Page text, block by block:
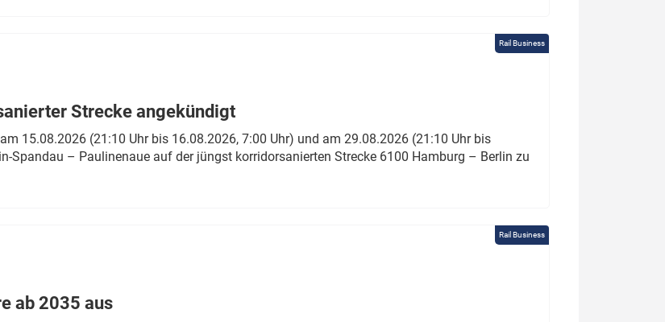
Rail Business
Strecke angekündigt
15.08.2026 (21:10 Uhr bis 16.08.2026, 7:00 Uhr) und am 29.08.2026 (21:10 Uhr bis
Spandau – Paulinenaue auf der jüngst korridorsanierten Strecke 6100 Hamburg – Berlin zu
Rail Business
ab 2035 aus